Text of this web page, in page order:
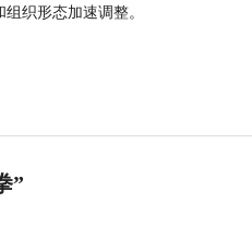
织形态加速调整。
”